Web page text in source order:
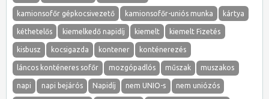
kamionsofőr gépkocsivezető kamionsofőr-uniós munka kártya
kéthetelős kiemelkedő napidíj kiemelt kiemelt Fizetés
kisbusz kocsigazda kontener konténerezés
láncos konténeres sofőr mozgópadlós műszak muszakos
napi napi bejárós Napidíj nem UNIO-s nem uniózós